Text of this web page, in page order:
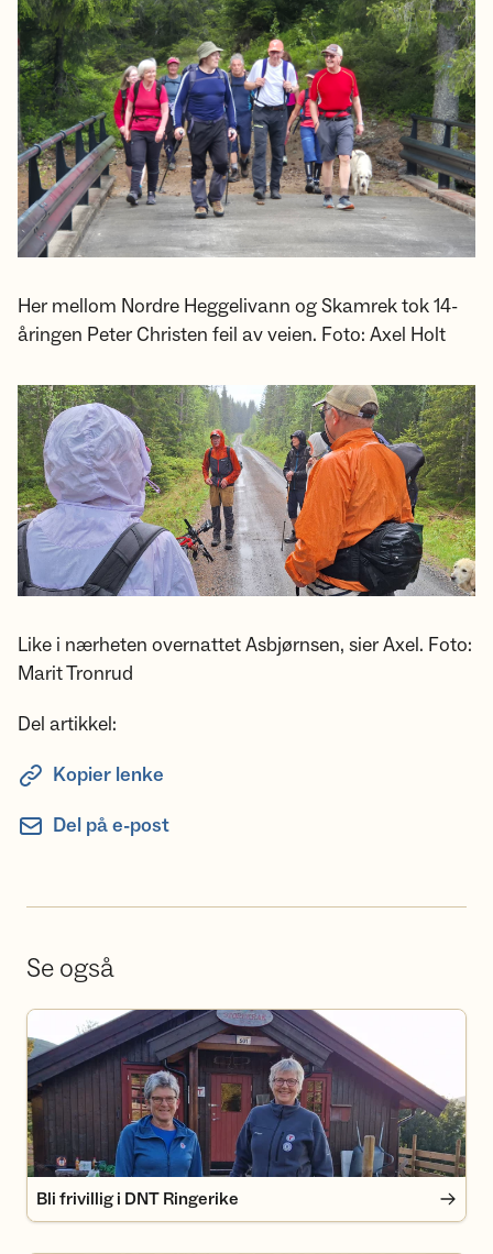
Her mellom Nordre Heggelivann og Skamrek tok 14-
åringen Peter Christen feil av veien. Foto: Axel Holt
Like i nærheten overnattet Asbjørnsen, sier Axel. Foto:
Marit Tronrud
Del artikkel:
Kopier lenke
Del på e-post
Se også
Bli frivillig i DNT Ringerike
Bli frivillig i DNT Ringerike